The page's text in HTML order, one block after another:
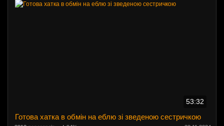
53:32
Готова хатка в обмін на еблю зі зведеною сестричкою